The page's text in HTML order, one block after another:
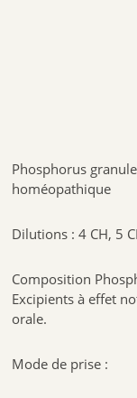
Phosphorus
homéopathique
Dilutions : 4 CH, 5
Composition
Excipients à effet
orale.
Mode de prise :